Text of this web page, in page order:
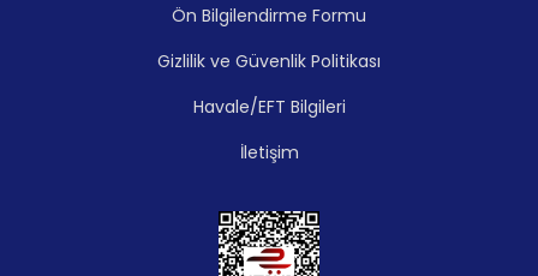
Ön Bilgilendirme Formu
Gizlilik ve Güvenlik Politikası
Havale/EFT Bilgileri
İletişim